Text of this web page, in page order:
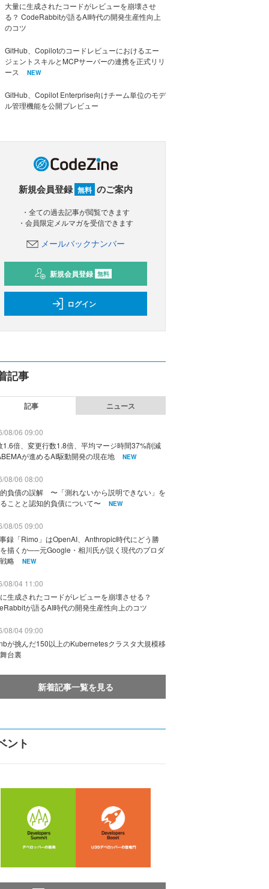
大量に生成されたコードがレビューを崩壊させ
る？ CodeRabbitが語るAI時代の開発生産性向上
のコツ
GitHub、Copilotのコードレビューにおけるエー
ジェントスキルとMCPサーバーの連携を正式リリ
ース
NEW
GitHub、Copilot Enterprise向けチーム単位のモデ
ル管理機能を公開プレビュー
新規会員登録 無料 のご案内
・全ての過去記事が閲覧できます
・会員限定メルマガを受信できます
メールバックナンバー
新規会員登録 無料
ログイン
記事
記事 ニュース
08/06 09:00
1.6倍、変更行数1.8倍、平均マージ時間37%削減
が進めるAI駆動開発の現在地
NEW
08/06 08:00
負債の誤解 〜「測れないから説明できない」を
ことと認知的負債について〜
NEW
08/05 09:00
録「Rimo」はOpenAI、Anthropic時代にどう勝
描くか──元Google・相川氏が説く現代のプロダ
略
NEW
08/04 11:00
生成されたコードがレビューを崩壊させる？
が語るAI時代の開発生産性向上のコツ
08/04 09:00
が挑んだ150以上のKubernetesクラスタ大規模移
台裏
新着記事一覧を見る
ント